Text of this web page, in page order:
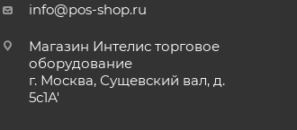
info@pos-shop.ru
Магазин Интелис торговое
оборудование
г. Москва, Сущевский вал, д.
5с1А'